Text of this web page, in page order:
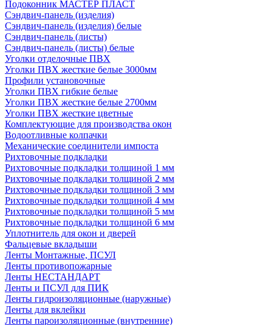
Подоконник МАСТЕР ПЛАСТ
Сэндвич-панель (изделия)
Сэндвич-панель (изделия) белые
Сэндвич-панель (листы)
Сэндвич-панель (листы) белые
Уголки отделочные ПВХ
Уголки ПВХ жесткие белые 3000мм
Профили установочные
Уголки ПВХ гибкие белые
Уголки ПВХ жесткие белые 2700мм
Уголки ПВХ жесткие цветные
Комплектующие для производства окон
Водоотливные колпачки
Механические соединители импоста
Рихтовочные подкладки
Рихтовочные подкладки толщиной 1 мм
Рихтовочные подкладки толщиной 2 мм
Рихтовочные подкладки толщиной 3 мм
Рихтовочные подкладки толщиной 4 мм
Рихтовочные подкладки толщиной 5 мм
Рихтовочные подкладки толщиной 6 мм
Уплотнитель для окон и дверей
Фальцевые вкладыши
Ленты Монтажные, ПСУЛ
Ленты противопожарные
Ленты НЕСТАНДАРТ
Ленты и ПСУЛ для ПИК
Ленты гидроизоляционные (наружные)
Ленты для вклейки
Ленты пароизоляционные (внутренние)